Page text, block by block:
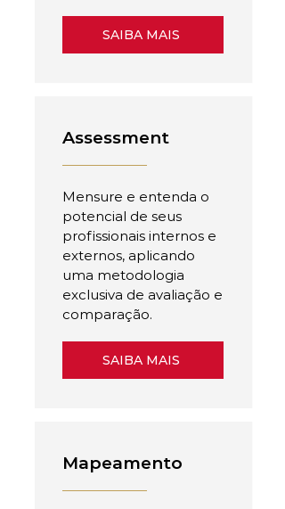
SAIBA MAIS
Assessment
Mensure e entenda o
potencial de seus
profissionais internos e
externos, aplicando
uma metodologia
exclusiva de avaliação e
comparação.
SAIBA MAIS
Mapeamento